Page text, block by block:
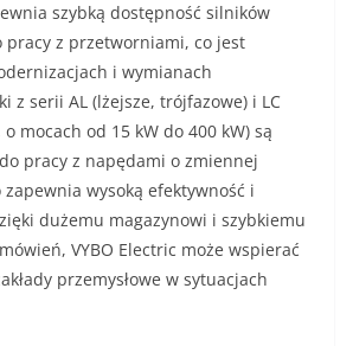
szybką dostępność silników
z przetworniami, co jest
i wymianach
z serii AL (lżejsze, trójfazowe) i LC
mocach od 15 kW do 400 kW) są
pracy z napędami o zmiennej
wysoką efektywność i
dużemu magazynowi i szybkiemu
VYBO Electric może wspierać
przemysłowe w sytuacjach